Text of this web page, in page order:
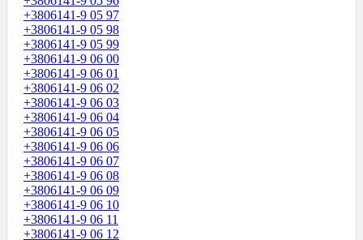
+3806141-9 05 97
+3806141-9 05 98
+3806141-9 05 99
+3806141-9 06 00
+3806141-9 06 01
+3806141-9 06 02
+3806141-9 06 03
+3806141-9 06 04
+3806141-9 06 05
+3806141-9 06 06
+3806141-9 06 07
+3806141-9 06 08
+3806141-9 06 09
+3806141-9 06 10
+3806141-9 06 11
+3806141-9 06 12